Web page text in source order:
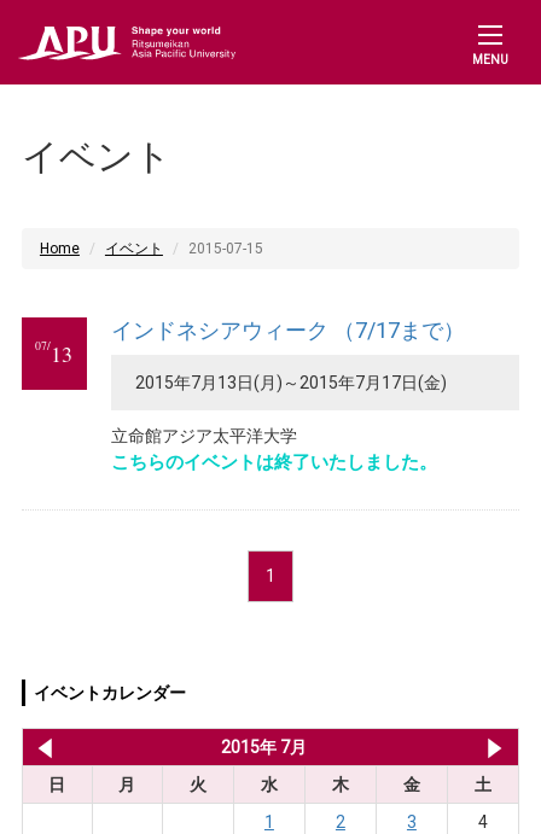
MENU
イベント
Home イベント 2015-07-15
07/13
インドネシアウィーク （7/17まで）
2015年7月13日(月)～2015年7月17日(金)
立命館アジア太平洋大学
こちらのイベントは終了いたしました。
1
イベントカレンダー
2015年 7月
日
月 火 水 木 金
土
1
2 3
4